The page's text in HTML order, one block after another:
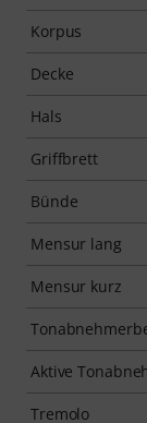
Korpus
Decke
Hals
Griffbrett
Bünde
Mensur lang
Mensur kurz
Aktive
Tremolo